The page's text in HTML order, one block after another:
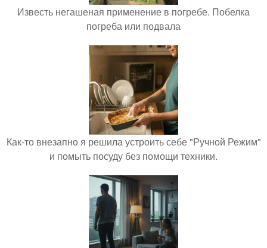
Известь негашеная применение в погребе. Побелка
погреба или подвала
Как-то внезапно я решила устроить себе "Ручной Режим"
и помыть посуду без помощи техники.